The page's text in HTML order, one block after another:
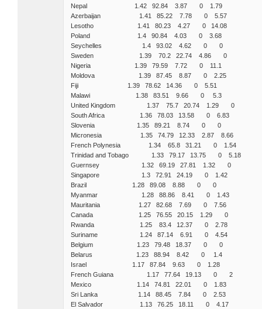
Nepal 1.42 92.84 3.87 0 1.79
Azerbaijan 1.41 85.22 7.78 0 5.57
Lesotho 1.41 80.23 4.27 0 14.08
Poland 1.4 90.84 4.03 0 3.68
Seychelles 1.4 93.02 4.62 0 0
Sweden 1.39 70.2 22.74 4.86 0
Nigeria 1.39 79.59 7.72 0 11.1
Moldova 1.39 87.45 8.87 0 2.25
Fiji 1.39 78.62 14.36 0 5.51
Malawi 1.38 83.51 9.66 0 5.3
United Kingdom 1.37 75.7 20.74 1.29 0
South Africa 1.36 78.03 13.58 0 6.83
Slovenia 1.35 89.21 8.74 0 0
Micronesia 1.35 74.79 12.33 2.87 8.66
French Polynesia 1.34 65.8 31.21 0 1.54
Trinidad and Tobago 1.33 79.17 13.75 0 5.18
Guernsey 1.32 69.19 27.81 1.32 0
Singapore 1.3 72.91 24.19 0 1.42
Brazil 1.28 89.08 8.88 0 0
Myanmar 1.28 88.86 8.41 0 1.43
Mauritania 1.27 82.68 7.69 0 7.56
Canada 1.25 76.55 20.15 1.29 0
Rwanda 1.25 83.4 12.37 0 2.78
Suriname 1.24 87.14 6.91 0 4.54
Belgium 1.23 79.48 18.37 0 0
Belarus 1.23 88.94 8.42 0 1.4
Israel 1.17 87.84 9.63 0 1.28
French Guiana 1.17 77.64 19.13 0 2
Mexico 1.14 74.81 22.01 0 1.83
Sri Lanka 1.14 88.45 7.84 0 2.53
El Salvador 1.13 76.25 18.11 0 4.17